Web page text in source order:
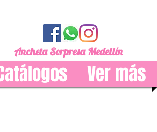
Ancheta Sorpresa Medellín
Ver más